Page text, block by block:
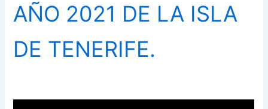
AÑO 2021 DE LA ISLA
DE TENERIFE.